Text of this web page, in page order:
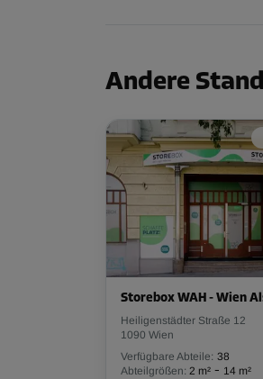
Andere
Storebox WAH - Wien
Heiligenstädter Straße 12
1090 Wien
Verfügbare Abteile: 38
Abteilgrößen: 2 m² - 14 m²